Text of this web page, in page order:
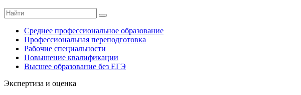
Среднее профессиональное образование
Профессиональная переподготовка
Рабочие специальности
Повышение квалификации
Высшее образование без ЕГЭ
Экспертиза и оценка